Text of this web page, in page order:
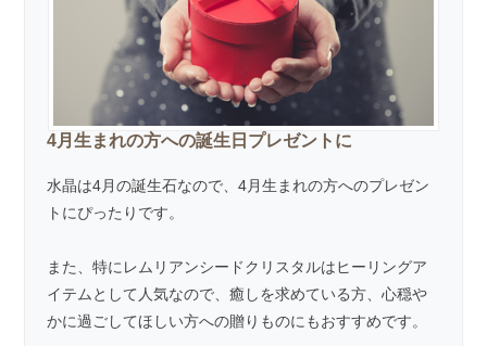
4月生まれの方への誕生日プレゼントに
水晶は4月の誕生石なので、4月生まれの方へのプレゼン
トにぴったりです。
また、特にレムリアンシードクリスタルはヒーリングア
イテムとして人気なので、癒しを求めている方、心穏や
かに過ごしてほしい方への贈りものにもおすすめです。